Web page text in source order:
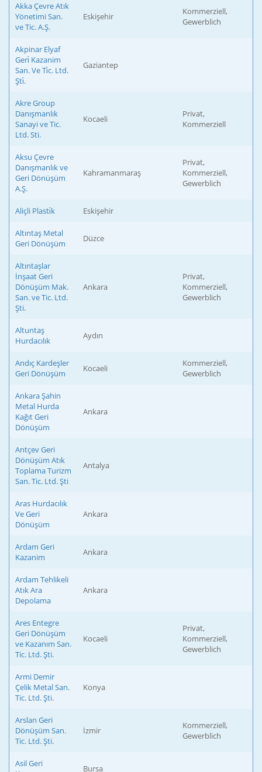
Akka Çevre Atık
Yönetimi San.
ve Tic. A.Ş.
Eskişehir
Kommerziell,
Gewerblich
Akpinar Elyaf
Geri̇ Kazanim
San. Ve Ti̇c. Ltd.
Şti̇.
Gaziantep
Akre Group
Danışmanlık
Sanayi ve Tic.
Ltd. Sti.
Kocaeli
Privat,
Kommerziell
Aksu Çevre
Danışmanlık ve
Geri Dönüşüm
A.Ş.
Kahramanmaraş
Privat,
Kommerziell,
Gewerblich
Aliçli Plasti̇k Eskişehir
Altıntaş Metal
Geri Dönüşüm
Düzce
Altıntaşlar
İnşaat Geri
Dönüşüm Mak.
San. ve Tic. Ltd.
Şti.
Ankara
Privat,
Kommerziell,
Gewerblich
Altuntaş
Hurdacılık
Aydın
Andıç Kardeşler
Geri Dönüşüm
Kocaeli
Kommerziell,
Gewerblich
Ankara Şahin
Metal Hurda
Kağıt Geri
Dönüşüm
Ankara
Antçev Geri
Dönüşüm Atık
Toplama Turizm
San. Tic. Ltd. Şti
Antalya
Aras Hurdacılık
Ve Geri
Dönüşüm
Ankara
Ardam Geri
Kazanim
Ankara
Ardam Tehlikeli
Atık Ara
Depolama
Ankara
Ares Entegre
Geri Dönüşüm
ve Kazanım San.
Tic. Ltd. Şti.
Kocaeli
Privat,
Kommerziell,
Gewerblich
Armi Demir
Çelik Metal San.
Tic. Ltd. Şti.
Konya
Arslan Geri
Dönüşüm San.
Tic. Ltd. Şti.
İzmir
Kommerziell,
Gewerblich
Asil Geri
Bursa